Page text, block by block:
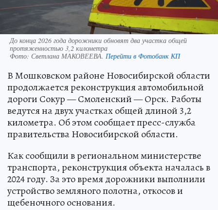
До конца 2026 года дорожники обновят два участка общей
протяженностью 3,2 километра
Фото: Светлана МАКОВЕЕВА. Перейти в Фотобанк КП
В Мошковском районе Новосибирской области
продолжается реконструкция автомобильной
дороги Сокур — Смоленский — Орск. Работы
ведутся на двух участках общей длиной 3,2
километра. Об этом сообщает пресс-служба
правительства Новосибирской области.
Как сообщили в региональном министерстве
транспорта, реконструкция объекта началась в
2024 году. За это время дорожники выполнили
устройство земляного полотна, откосов и
щебеночного основания.